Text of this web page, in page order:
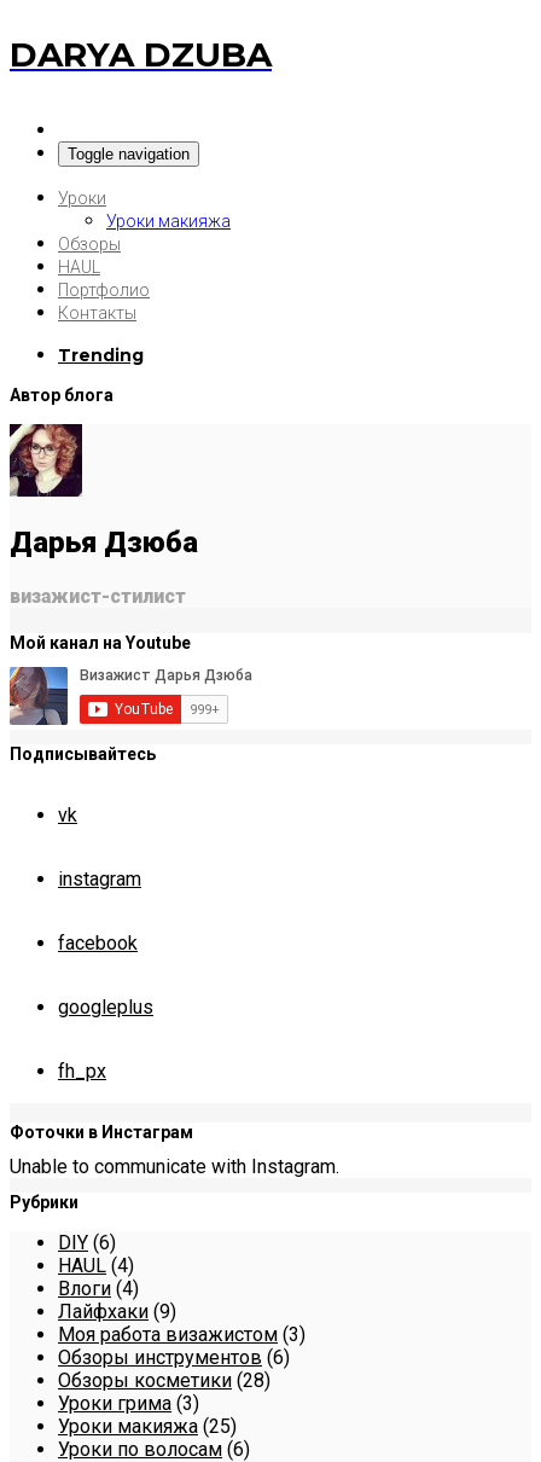
DARYA DZUBA
Toggle navigation
Уроки
Уроки макияжа
Обзоры
HAUL
Портфолио
Контакты
Trending
Автор блога
Дарья Дзюба
визажист-стилист
Мой канал на Youtube
Подписывайтесь
vk
instagram
facebook
googleplus
fh_px
Фоточки в Инстаграм
Unable to communicate with Instagram.
Рубрики
DIY (6)
HAUL (4)
Влоги (4)
Лайфхаки (9)
Моя работа визажистом (3)
Обзоры инструментов (6)
Обзоры косметики (28)
Уроки грима (3)
Уроки макияжа (25)
Уроки по волосам (6)